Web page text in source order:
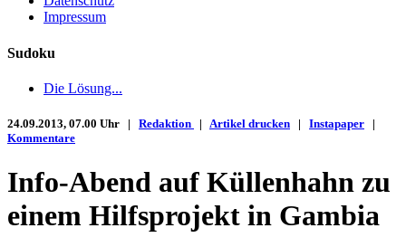
Impressum
Sudoku
Die Lösung...
24.09.2013, 07.00 Uhr | Redaktion | Artikel drucken | Instapaper |
Kommentare
Info-Abend auf Küllenhahn zu
einem Hilfsprojekt in Gambia